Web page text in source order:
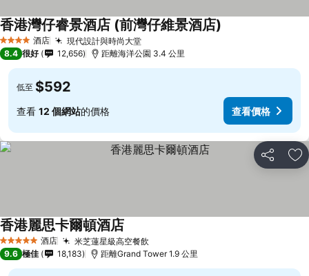
4 星級 酒店 現代設計與時尚大堂
香港灣仔睿景酒店 (前灣仔維景酒店)
8.4 很好 12,656 距離海洋公園 3.4 公里
低至 $592
查看 12 個網站的價格 查看價格
分享 放
5 星級 酒店 米芝蓮星級高空餐飲
香港麗思卡爾頓酒店
9.6 極佳 18,183 距離Grand Tower 1.9 公里